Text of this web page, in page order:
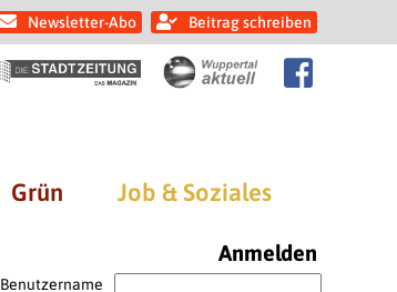
Newsletter-Abo Beitrag schreiben
Grün Job & Soziales
Anmelden
Benutzername